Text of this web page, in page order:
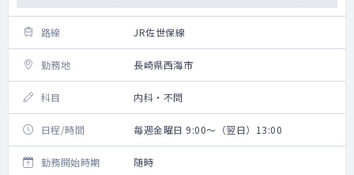
路線 JR佐世保線
勤務地 長崎県西海市
科目 内科・不問
日程/時間 毎週金曜日 9:00～（翌日）13:00
勤務開始時期 随時